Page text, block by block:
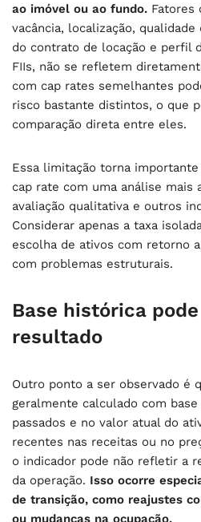
ao imóvel ou ao fundo. Fatores
vacância, localização,
do contrato de locação e perfil
FIIs, não se refletem
com cap rates semelhantes
risco bastante distintos, o que
comparação direta entre eles.
Essa limitação torna
cap rate com uma análise mais
avaliação qualitativa e outros
Considerar apenas a taxa
escolha de ativos com retorno
com problemas estruturais.
Base histórica
resultado
Outro ponto a ser observado é
geralmente calculado com
passados e no valor atual do
recentes nas receitas ou no
o indicador pode não refletir a
da operação. Isso ocorre
de transição, como reajustes
ou mudanças na ocupação.